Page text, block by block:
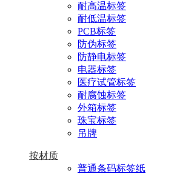
耐高温标签
耐低温标签
PCB标签
防伪标签
防静电标签
电器标签
医疗试管标签
耐腐蚀标签
外箱标签
珠宝标签
吊牌
按材质
普通条码标签纸